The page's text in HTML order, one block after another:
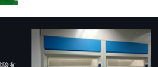
除有